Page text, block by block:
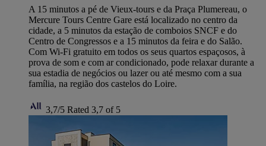
A 15 minutos a pé de Vieux-tours e da Praça Plumereau, o
Mercure Tours Centre Gare está localizado no centro da
cidade, a 5 minutos da estação de comboios SNCF e do
Centro de Congressos e a 15 minutos da feira e do Salão.
Com Wi-Fi gratuito em todos os seus quartos espaçosos, à
prova de som e com ar condicionado, pode relaxar durante a
sua estadia de negócios ou lazer ou até mesmo com a sua
família, na região dos castelos do Loire.
3,7/5 Rated 3,7 of 5